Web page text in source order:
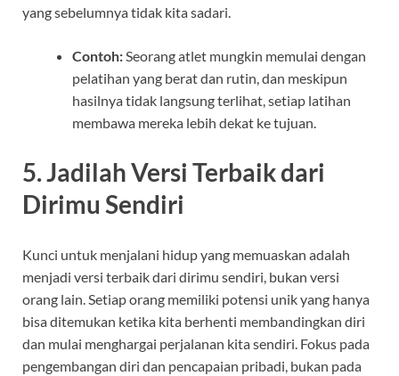
yang sebelumnya tidak kita sadari.
Contoh:Seorang atlet mungkin memulai dengan
pelatihan yang berat dan rutin, dan meskipun
hasilnya tidak langsung terlihat, setiap latihan
membawa mereka lebih dekat ke tujuan.
5.Jadilah Versi Terbaik dari
Dirimu Sendiri
Kunci untuk menjalani hidup yang memuaskan adalah
menjadi versi terbaik dari dirimu sendiri, bukan versi
orang lain. Setiap orang memiliki potensi unik yang hanya
bisa ditemukan ketika kita berhenti membandingkan diri
dan mulai menghargai perjalanan kita sendiri. Fokus pada
pengembangan diri dan pencapaian pribadi, bukan pada